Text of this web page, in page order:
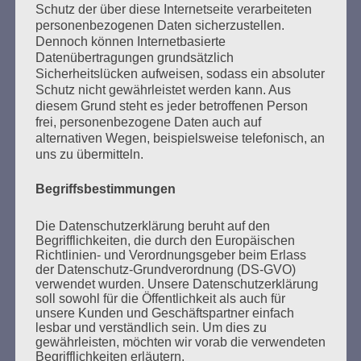
SUCHEN
NACH:
MARATHONLESUNG AUS DEN
VERBRANNTEN BÜCHERN
Schutz der über diese Internetseite verarbeiteten
personenbezogenen Daten sicherzustellen.
Dennoch können Internetbasierte
Datenübertragungen grundsätzlich
Sicherheitslücken aufweisen, sodass ein absoluter
Schutz nicht gewährleistet werden kann. Aus
diesem Grund steht es jeder betroffenen Person
frei, personenbezogene Daten auch auf
alternativen Wegen, beispielsweise telefonisch, an
uns zu übermitteln.
Begriffsbestimmungen
Die Datenschutzerklärung beruht auf den
Begrifflichkeiten, die durch den Europäischen
Richtlinien- und Verordnungsgeber beim Erlass
der Datenschutz-Grundverordnung (DS-GVO)
verwendet wurden. Unsere Datenschutzerklärung
soll sowohl für die Öffentlichkeit als auch für
unsere Kunden und Geschäftspartner einfach
lesbar und verständlich sein. Um dies zu
gewährleisten, möchten wir vorab die verwendeten
Begrifflichkeiten erläutern.